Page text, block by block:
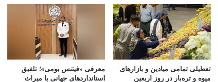
تعطیلی تمامی میادین و بازارهای
میوه و تره‌بار در روز اربعین
معرفی «فیتنس بومی»؛ تلفیق
استانداردهای جهانی با میراث